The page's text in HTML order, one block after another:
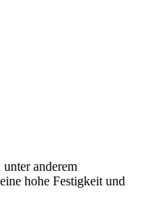
anderem
hohe Festigkeit und